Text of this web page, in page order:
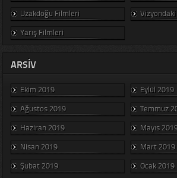
Uzakdoğu Filmleri
Yarış Filmleri
ARSIV
Ekim 2019
Eylül 2019
Ağustos 2019
Temmuz
Haziran 2019
Mayıs
Nisan 2019
Mart 2019
Şubat 2019
Ocak 2019